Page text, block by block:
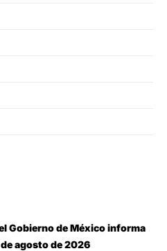
Gobierno de México informa
agosto de 2026